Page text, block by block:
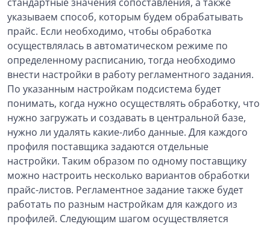
указываем способ, которым будем обрабатывать
прайс. Если необходимо, чтобы обработка
осуществлялась в автоматическом режиме по
определенному расписанию, тогда необходимо
внести настройки в работу регламентного задания.
По указанным настройкам подсистема будет
понимать, когда нужно осуществлять обработку, что
нужно загружать и создавать в центральной базе,
нужно ли удалять какие-либо данные. Для каждого
профиля поставщика задаются отдельные
настройки. Таким образом по одному поставщику
можно настроить несколько вариантов обработки
прайс-листов. Регламентное задание также будет
работать по разным настройкам для каждого из
профилей. Следующим шагом осуществляется